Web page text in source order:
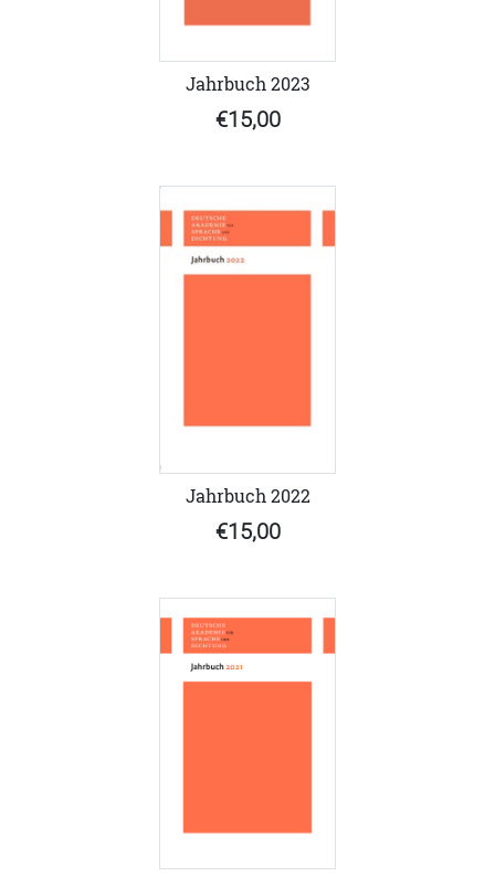
Jahrbuch 2023
€15,00
Jahrbuch 2022
€15,00